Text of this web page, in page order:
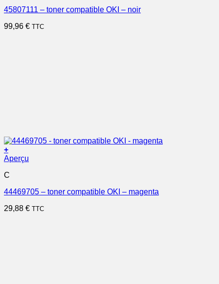
45807111 – toner compatible OKI – noir
99,96 € TTC
+
Aperçu
C
44469705 – toner compatible OKI – magenta
29,88 € TTC